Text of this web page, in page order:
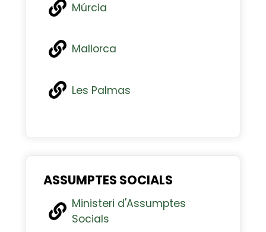
Múrcia
Mallorca
Les Palmas
ASSUMPTES SOCIALS
Ministeri d'Assumptes
Socials